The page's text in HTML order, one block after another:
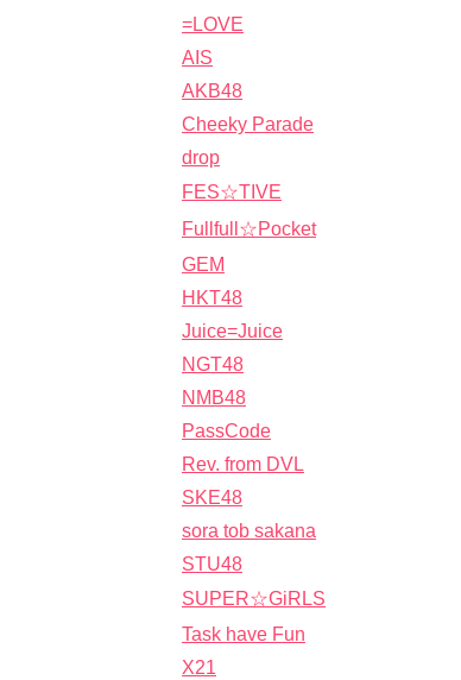
=LOVE
AIS
AKB48
Cheeky Parade
drop
FES☆TIVE
Fullfull☆Pocket
GEM
HKT48
Juice=Juice
NGT48
NMB48
PassCode
Rev. from DVL
SKE48
sora tob sakana
STU48
SUPER☆GiRLS
Task have Fun
X21